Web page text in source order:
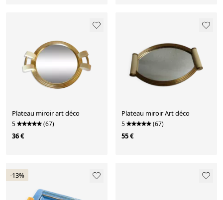
Plateau miroir art déco
5 (67)
36 €
Plateau miroir Art déco
5 (67)
55 €
-13%